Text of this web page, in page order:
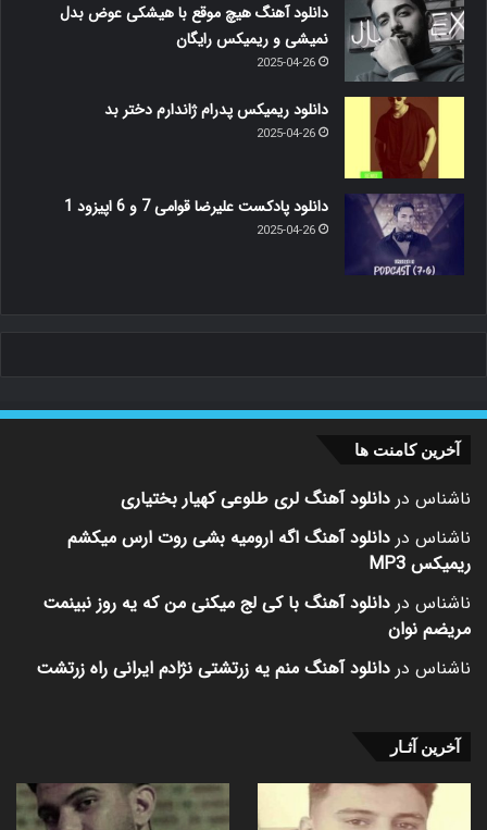
دانلود آهنگ هیچ موقع با هیشکی عوض بدل
نمیشی و ریمیکس رایگان
2025-04-26
دانلود ریمیکس پدرام ژاندارم دختر بد
2025-04-26
دانلود پادکست علیرضا قوامی 7 و 6 اپیزود 1
2025-04-26
آخرین کامنت ها
ناشناس در دانلود آهنگ لری طلوعی کهیار بختیاری
ناشناس در دانلود آهنگ اگه ارومیه بشی روت ارس میکشم
ریمیکس MP3
ناشناس در دانلود آهنگ با کی لج میکنی من که یه روز نبینمت
مریضم نوان
ناشناس در دانلود آهنگ منم یه زرتشتی نژادم ایرانی راه زرتشت
آخرین آثـار